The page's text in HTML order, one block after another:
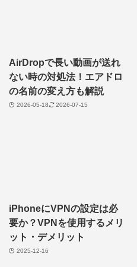
AirDropで長い動画が送れ
ない時の対処法！エアドロ
の名前の変え方も解説
2026-05-18 2026-07-15
iPhoneにVPNの設定は必
要か？VPNを使用するメリ
ット・デメリット
2025-12-16